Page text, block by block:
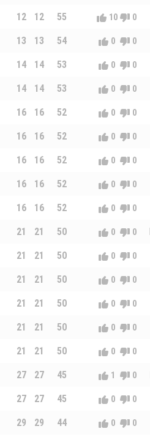
12 12 55 10 0
13 13 54 0 0
14 14 53 0 0
14 14 53 0 0
16 16 52 0 0
16 16 52 0 0
16 16 52 0 0
16 16 52 0 0
16 16 52 0 0
21 21 50 0 0
21 21 50 0 0
21 21 50 0 0
21 21 50 0 0
21 21 50 0 0
21 21 50 0 0
27 27 45 1 0
27 27 45 0 0
29 29 44 0 0